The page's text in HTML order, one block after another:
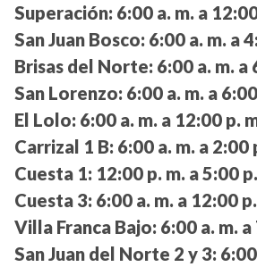
Superación: 6:00 a. m. a
San Juan Bosco: 6:00 a. m. a
Brisas del Norte: 6:00 a. m. a
San Lorenzo: 6:00 a. m. a
El Lolo: 6:00 a. m. a 12:00 p.
Carrizal 1 B: 6:00 a. m. a 2:00
Cuesta 1: 12:00 p. m. a 5:00
Cuesta 3: 6:00 a. m. a 12:00
Villa Franca Bajo: 6:00 a. m.
San Juan del Norte 2 y 3: